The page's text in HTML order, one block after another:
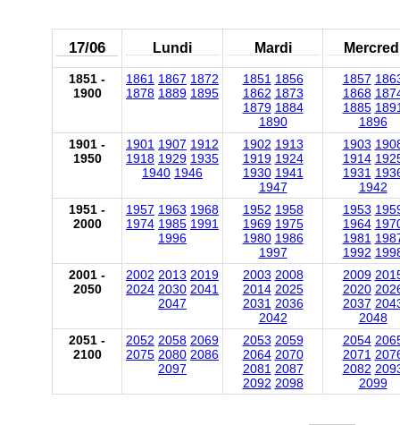
17/06 Lundi Mardi
1851 -
1900
1861 1867 1872
1878 1889 1895
1851 1856
1862 1873
1879 1884
1890
1857
1868
1885
1896
1901 -
1950
1901 1907 1912
1918 1929 1935
1940 1946
1902 1913
1919 1924
1930 1941
1947
1903
1914
1931
1942
1951 -
2000
1957 1963 1968
1974 1985 1991
1996
1952 1958
1969 1975
1980 1986
1997
1953
1964
1981
1992
2001 -
2050
2002 2013 2019
2024 2030 2041
2047
2003 2008
2014 2025
2031 2036
2042
2009
2020
2037
2048
2051 -
2100
2052 2058 2069
2075 2080 2086
2097
2053 2059
2064 2070
2081 2087
2092 2098
2054
2071
2082
2099